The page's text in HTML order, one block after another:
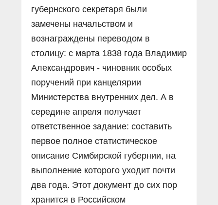
губернского секретаря были
замечены начальством и
вознаграждены переводом в
столицу: с марта 1838 года Владимир
Александрович - чиновник особых
поручений при канцелярии
Министерства внутренних дел. А в
середине апреля получает
ответственное задание: составить
первое полное статистическое
описание Симбирской губернии, на
выполнение которого уходит почти
два года. Этот документ до сих пор
хранится в Российском